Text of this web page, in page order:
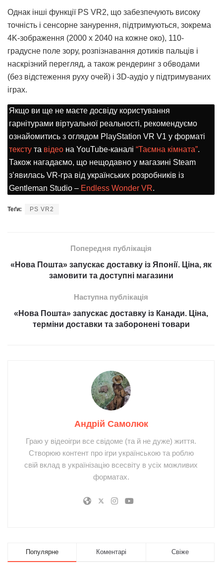
Однак інші функції PS VR2, що забезпечують високу
точність і сенсорне занурення, підтримуються, зокрема
4K-зображення (2000 x 2040 на кожне око), 110-
градусне поле зору, розпізнавання дотиків пальців і
наскрізний перегляд, а також рендеринг з обводами
(без відстеження руху очей) і 3D-аудіо у підтримуваних
іграх.
Якщо ви ще не маєте досвіду користування
гарнітурами віртуальної реальності, рекомендуємо
ознайомитись з оглядом PlayStation VR V1 у форматі
тексту та відео на YouTube-каналі“Таємна кімната”.
Також нагадаємо, що нещодавно у магазині Steam
з’явилась VR-гра від українських розробників із
Gentleman Studio – Endless Wonder VR.
Теґи: PS VR2
Попередня публікація
«Нова Пошта» запускає доставку із Японії. Ціна, як
замовити та доступні магазини
Наступна публікація
«Нова Пошта» запускає доставку із Канади. Ціна,
терміни доставки та заборонені товари
Андрій Самолюк
Граю у відеоігри все свідоме (та й не дуже) життя.
Створюю контент про ігри українською та роблю
свій вклад в українізацію всесвіту в усіх можливих
форматах.
Популярне Коментарі Свіже